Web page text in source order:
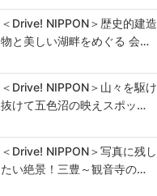
＜Drive! NIPPON＞歴史的建造
物と美しい湖畔をめぐる 会…
＜Drive! NIPPON＞山々を駆け
抜けて五色沼の映えスポッ…
＜Drive! NIPPON＞写真に残し
たい絶景！三豊～観音寺の…